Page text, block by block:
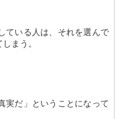
ている人は、それを選んで
まう。
実だ」ということになって